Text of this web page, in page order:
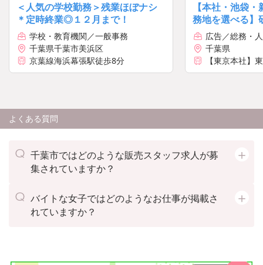
＜人気の学校勤務＞残業ほぼナシ
＊定時終業◎１２月まで！
学校・教育機関／一般事務
千葉県千葉市美浜区
京葉線海浜幕張駅徒歩8分
【本社・池袋
務地を選べる】
3ヶ月OJTあり
広告／総務・
千葉県
【東京本社】
目6-28 住友不
【池袋支社】
【横浜支社】
※上記より希
能です
よくある質問
千葉市ではどのような販売スタッフ求人が募
集されていますか？
バイトな女子ではどのようなお仕事が掲載さ
れていますか？